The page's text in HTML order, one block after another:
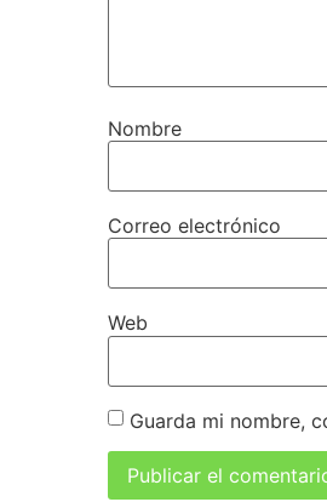
Nombre
Correo electrónico
Web
Guarda mi nombre,